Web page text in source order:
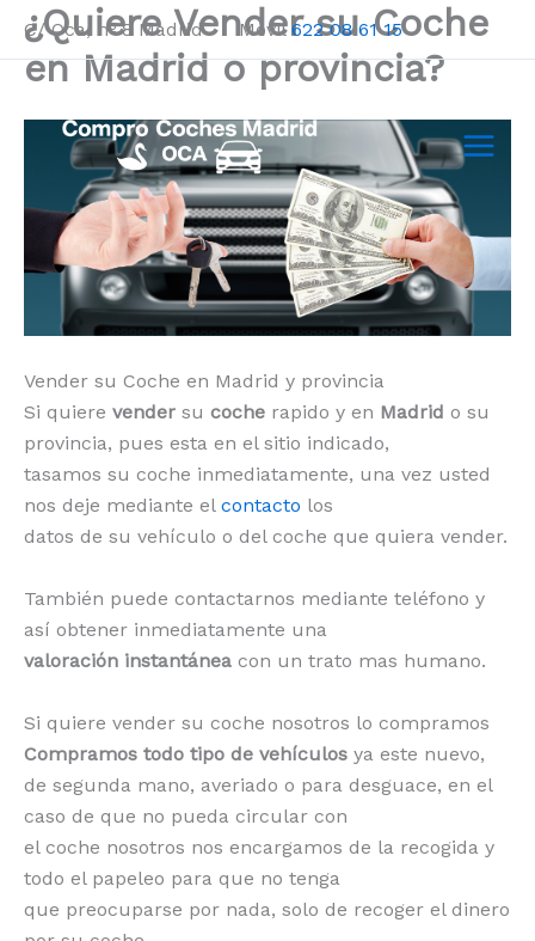
contenido
C/ Oca, nº 8 Madrid Móvil622 08 61 15
¿Quiere Vender su Coche
en Madrid o provincia?
Vender su Coche en Madrid y provincia
Si quiere vender su coche rapido y en Madrid o su
provincia, pues esta en el sitio indicado,
tasamos su coche inmediatamente, una vez usted
nos deje mediante el contacto los
datos de su vehículo o del coche que quiera vender.
También puede contactarnos mediante teléfono y
así obtener inmediatamente una
valoración instantánea con un trato mas humano.
Si quiere vender su coche nosotros lo compramos
Compramos todo tipo de vehículos ya este nuevo,
de segunda mano, averiado o para desguace, en el
caso de que no pueda circular con
el coche nosotros nos encargamos de la recogida y
todo el papeleo para que no tenga
que preocuparse por nada, solo de recoger el dinero